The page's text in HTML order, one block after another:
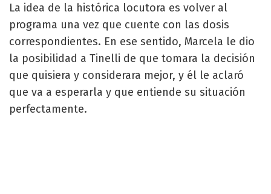
La idea de la histórica locutora es volver al
programa una vez que cuente con las dosis
correspondientes. En ese sentido, Marcela le dio
la posibilidad a Tinelli de que tomara la decisión
que quisiera y considerara mejor, y él le aclaró
que va a esperarla y que entiende su situación
perfectamente.